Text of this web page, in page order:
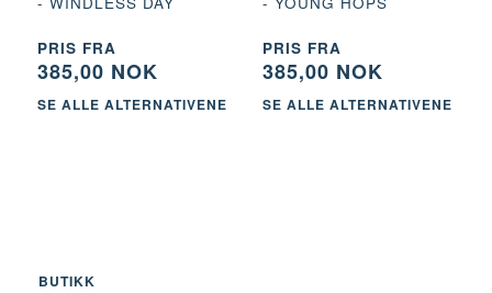
PRIS FRA
385,00 NOK
SE ALLE ALTERNATIVENE
PRIS FRA
385,00 NOK
SE ALLE ALTERNATIVENE
BUTIKK